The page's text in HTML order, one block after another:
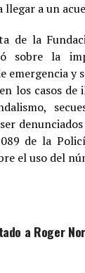
a un
de la
sobre la
emergencia y
los casos
de la
el uso del
a Roger